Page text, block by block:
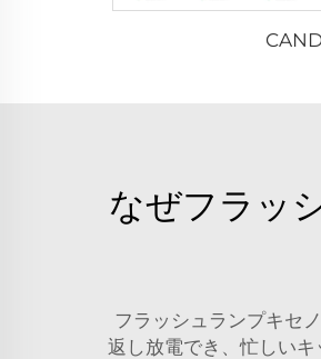
なぜフラッ
フラッシュランプキセ
返し放電でき、忙しい